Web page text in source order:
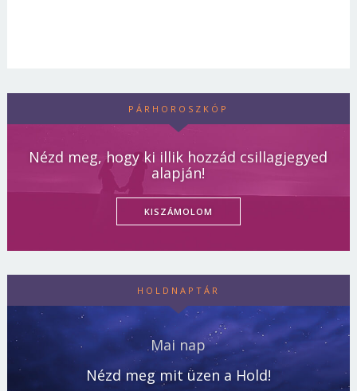
PÁRHOROSZKÓP
Nézd meg, hogy ki illik hozzád csillagjegyed
alapján!
KISZÁMOLOM
HOLDNAPTÁR
Mai nap
Nézd meg mit üzen a Hold!